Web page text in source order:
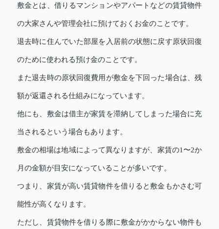
敷金とは、借りるマンションやアパートなどの賃貸物件
の大家さんや管理会社に預けておくお金のことです。
退去時に住んでいた部屋を入居前の状態に戻す原状回復
のために使われる預け金のことです。
また退去時の原状回復費用が敷金を下回った場合は、残
額が返還される仕組みになっています。
他にも、敷金は借主が家賃を滞納してしまった場合に充
当されるという場合もあります。
敷金の相場は地域によって異なりますが、家賃の1〜2か
月の金額が目安になっていることが多いです。
つまり、家賃が高い賃貸物件を借りると敷金もかさむ可
能性が高くなります。
ただし、賃貸物件を借りる際に敷金がかからない物件も